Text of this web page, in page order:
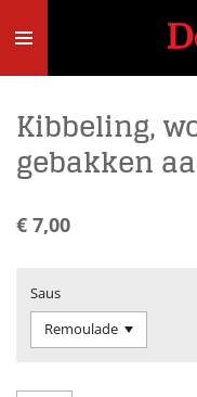
direct
Kibbeling,
gebakken
€ 7,00
Saus